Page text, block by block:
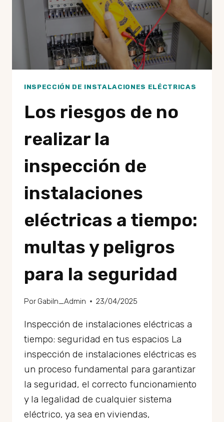
SI
ALQUILAS
LOCAL
U
OFICINA?
INSPECCIÓN DE INSTALACIONES ELÉCTRICAS
Los riesgos de no
realizar la
inspección de
instalaciones
eléctricas a tiempo:
multas y peligros
para la seguridad
Por GabiIn_Admin 23/04/2025
Inspección de instalaciones eléctricas a
tiempo: seguridad en tus espacios La
inspección de instalaciones eléctricas es
un proceso fundamental para garantizar
la seguridad, el correcto funcionamiento
y la legalidad de cualquier sistema
eléctrico, ya sea en viviendas,